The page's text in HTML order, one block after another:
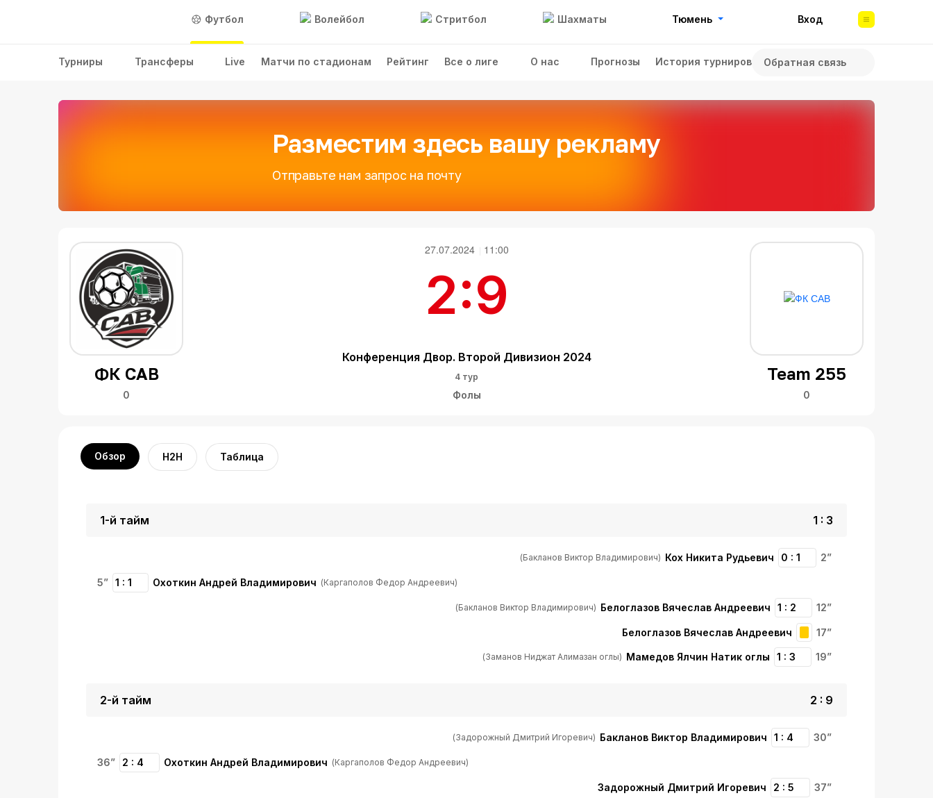
Футбол Волейбол Стритбол Шахматы Тюмень Вход
Турниры Трансферы Live Матчи по стадионам Рейтинг Все о лиге О нас Прогнозы История турниров Обратная связь
Разместим здесь вашу рекламу
Отправьте нам запрос на почту
27.07.2024 11:00
ФК САВ Team 255
2:9
Конференция Двор. Второй Дивизион 2024
4 тур
Фолы
0 0
Обзор H2H Таблица
2”
0 : 1
Кох Никита Рудьевич
(Бакланов Виктор Владимирович)
5” 1 : 1 Охоткин Андрей Владимирович (Каргаполов Федор Андреевич)
12”
1 : 2
Белоглазов Вячеслав Андреевич
(Бакланов Виктор Владимирович)
17”
Белоглазов Вячеслав Андреевич
19”
1 : 3
Мамедов Ялчин Натик оглы
(Заманов Ниджат Алимазан оглы)
1-й тайм 1 : 3
30”
1 : 4
Бакланов Виктор Владимирович
(Задорожный Дмитрий Игоревич)
36” 2 : 4 Охоткин Андрей Владимирович (Каргаполов Федор Андреевич)
37”
2 : 5
Задорожный Дмитрий Игоревич
2-й тайм 2 : 9